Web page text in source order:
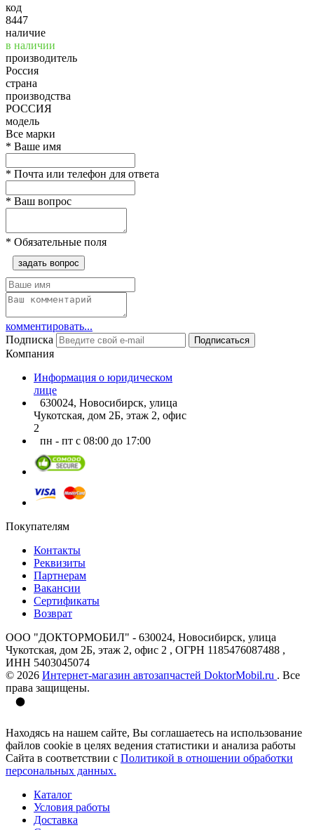
код
8447
наличие
в наличии
производитель
Россия
страна
производства
РОССИЯ
модель
Все марки
* Ваше имя
* Почта или телефон для ответа
* Ваш вопрос
* Обязательные поля
задать вопрос
комментировать...
Подписка
Подписаться
Компания
Информация о юридическом
лице
630024, Новосибирск, улица
Чукотская, дом 2Б, этаж 2, офис
2
пн - пт с 08:00 до 17:00
Покупателям
Контакты
Реквизиты
Партнерам
Вакансии
Сертификаты
Возврат
ООО "ДОКТОРМОБИЛ" - 630024, Новосибирск, улица
Чукотская, дом 2Б, этаж 2, офис 2 , ОГРН 1185476087488 ,
ИНН 5403045074
© 2026 Интернет-магазин автозапчастей DoktorMobil.ru . Все
права защищены.
Находясь на нашем сайте, Вы соглашаетесь на использование
файлов cookie в целях ведения статистики и анализа работы
Сайта в соответствии с Политикой в отношении обработки
персональных данных.
Каталог
Условия работы
Доставка